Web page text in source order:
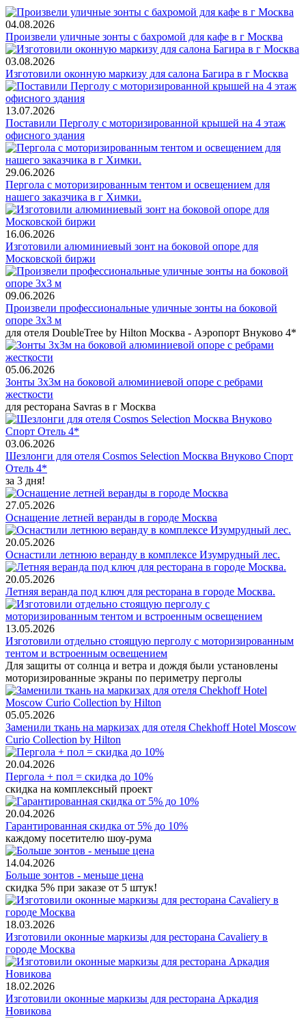
04.08.2026
Произвели уличные зонты с бахромой для кафе в г Москва
03.08.2026
Изготовили оконную маркизу для салона Багира в г Москва
13.07.2026
Поставили Перголу с моторизированной крышей на 4 этаж
офисного здания
29.06.2026
Пергола с моторизированным тентом и освещением для
нашего заказчика в г Химки.
16.06.2026
Изготовили алюминиевый зонт на боковой опоре для
Московской биржи
09.06.2026
Произвели профессиональные уличные зонты на боковой
опоре 3х3 м
для отеля DoubleTree by Hilton Москва - Аэропорт Внуково 4*
05.06.2026
Зонты 3х3м на боковой алюминиевой опоре с ребрами
жесткости
для ресторана Savras в г Москва
03.06.2026
Шезлонги для отеля Cosmos Selection Москва Внуково Спорт
Отель 4*
за 3 дня!
27.05.2026
Оснащение летней веранды в городе Москва
20.05.2026
Оснастили летнюю веранду в комплексе Изумрудный лес.
20.05.2026
Летняя веранда под ключ для ресторана в городе Москва.
13.05.2026
Изготовили отдельно стоящую перголу с моторизированным
тентом и встроенным освещением
Для защиты от солнца и ветра и дождя были установлены
моторизированные экраны по периметру перголы
05.05.2026
Заменили ткань на маркизах для отеля Chekhoff Hotel Moscow
Curio Collection by Hilton
20.04.2026
Пергола + пол = скидка до 10%
скидка на комплексный проект
20.04.2026
Гарантированная скидка от 5% до 10%
каждому посетителю шоу-рума
14.04.2026
Больше зонтов - меньше цена
скидка 5% при заказе от 5 штук!
18.03.2026
Изготовили оконные маркизы для ресторана Cavaliery в
городе Москва
18.02.2026
Изготовили оконные маркизы для ресторана Аркадия
Новикова